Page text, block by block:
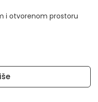
i otvorenom prostoru